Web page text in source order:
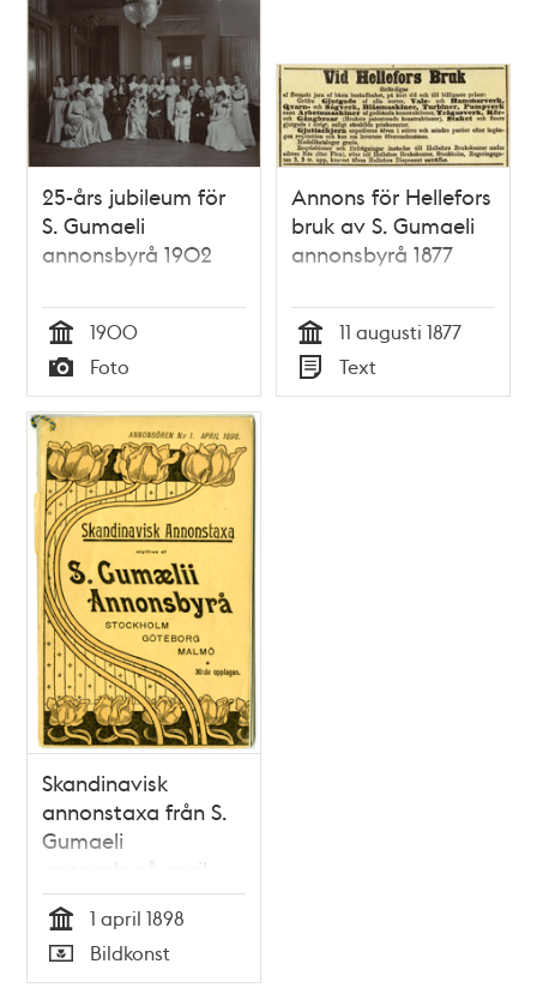
Relaterade
poster
och
teman
25-års jubileum för
S. Gumaeli
annonsbyrå 1902
Tid
1900
Typ
Foto
Annons för Hellefors
bruk av S. Gumaeli
annonsbyrå 1877
Tid
11 augusti 1877
Typ
Text
Skandinavisk
annonstaxa från S.
Gumaeli
annonsbyrå april
1898
Tid
1 april 1898
Typ
Bildkonst